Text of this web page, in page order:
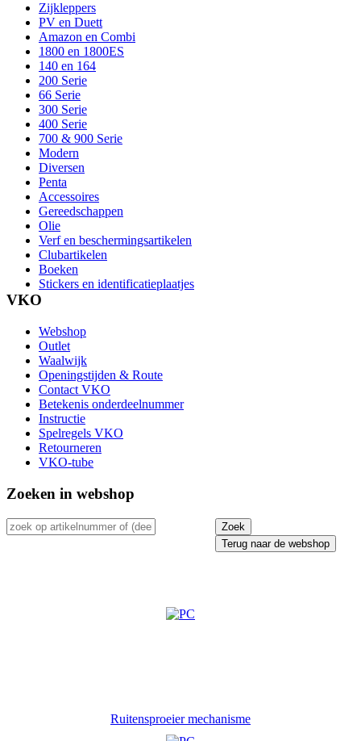
Zijkleppers
PV en Duett
Amazon en Combi
1800 en 1800ES
140 en 164
200 Serie
66 Serie
300 Serie
400 Serie
700 & 900 Serie
Modern
Diversen
Penta
Accessoires
Gereedschappen
Olie
Verf en beschermingsartikelen
Clubartikelen
Boeken
Stickers en identificatieplaatjes
VKO
Webshop
Outlet
Waalwijk
Openingstijden & Route
Contact VKO
Betekenis onderdeelnummer
Instructie
Spelregels VKO
Retourneren
VKO-tube
Zoeken in webshop
Terug naar de webshop
Ruitensproeier mechanisme